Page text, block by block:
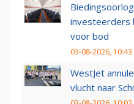
investeerders
voor bod
03-08-2026, 10:43
WestJet
vlucht naar